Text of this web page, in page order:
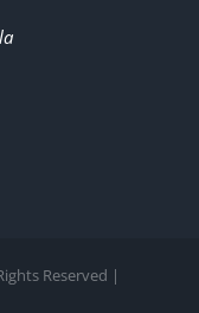
Reserved |